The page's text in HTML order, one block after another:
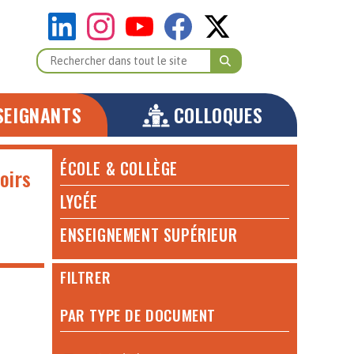
COLLOQUES
ÉCOLE & COLLÈGE
LYCÉE
ENSEIGNEMENT SUPÉRIEUR
FILTRER
PAR TYPE DE DOCUMENT